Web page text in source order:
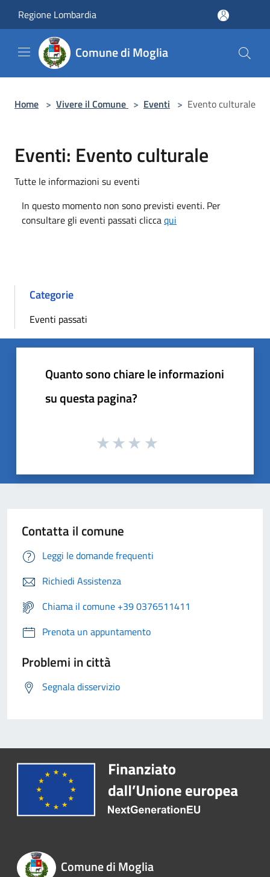
Regione Lombardia
Comune di Moglia
Home > Vivere il Comune > Eventi > Evento culturale
Eventi: Evento culturale
Tutte le informazioni su eventi
In questo momento non sono previsti eventi. Per
consultare gli eventi passati cliccaqui
Categorie
Eventi passati
Quanto sono chiare le informazioni
su questa pagina?
Contatta il comune
Leggi le domande frequenti
Richiedi Assistenza
Chiama il comune +39 0376511411
Prenota un appuntamento
Problemi in città
Segnala disservizio
Comune di Moglia